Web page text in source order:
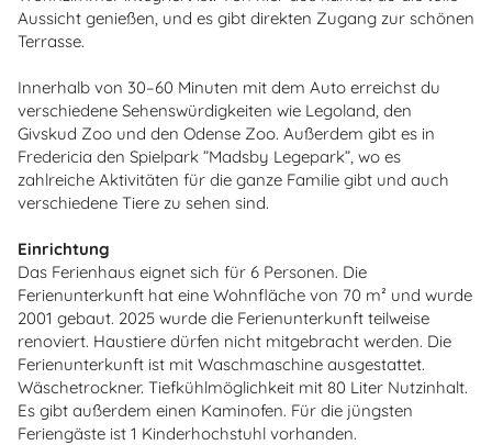
Aussicht genießen, und es gibt direkten Zugang zur schönen
Terrasse.
Innerhalb von 30–60 Minuten mit dem Auto erreichst du
verschiedene Sehenswürdigkeiten wie Legoland, den
Givskud Zoo und den Odense Zoo. Außerdem gibt es in
Fredericia den Spielpark ”Madsby Legepark”, wo es
zahlreiche Aktivitäten für die ganze Familie gibt und auch
verschiedene Tiere zu sehen sind.
Einrichtung
Das Ferienhaus eignet sich für 6 Personen. Die
Ferienunterkunft hat eine Wohnfläche von 70 m² und wurde
2001 gebaut. 2025 wurde die Ferienunterkunft teilweise
renoviert. Haustiere dürfen nicht mitgebracht werden. Die
Ferienunterkunft ist mit Waschmaschine ausgestattet.
Wäschetrockner. Tiefkühlmöglichkeit mit 80 Liter Nutzinhalt.
Es gibt außerdem einen Kaminofen. Für die jüngsten
Feriengäste ist 1 Kinderhochstuhl vorhanden.